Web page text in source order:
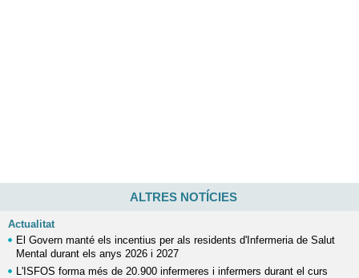
ALTRES NOTÍCIES
Actualitat
El Govern manté els incentius per als residents d'Infermeria de Salut
Mental durant els anys 2026 i 2027
L'ISFOS forma més de 20.900 infermeres i infermers durant el curs